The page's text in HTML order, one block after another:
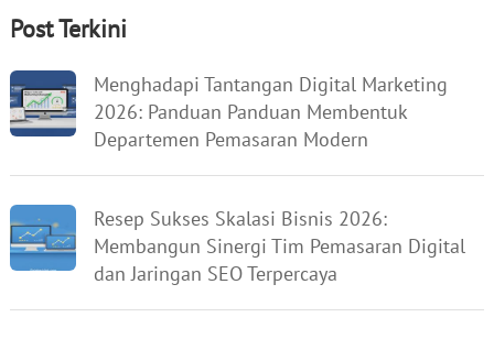
Post Terkini
Menghadapi Tantangan Digital Marketing
2026: Panduan Panduan Membentuk
Departemen Pemasaran Modern
Resep Sukses Skalasi Bisnis 2026:
Membangun Sinergi Tim Pemasaran Digital
dan Jaringan SEO Terpercaya